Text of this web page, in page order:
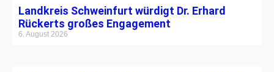
Landkreis Schweinfurt würdigt Dr. Erhard
Rückerts großes Engagement
6. August 2026